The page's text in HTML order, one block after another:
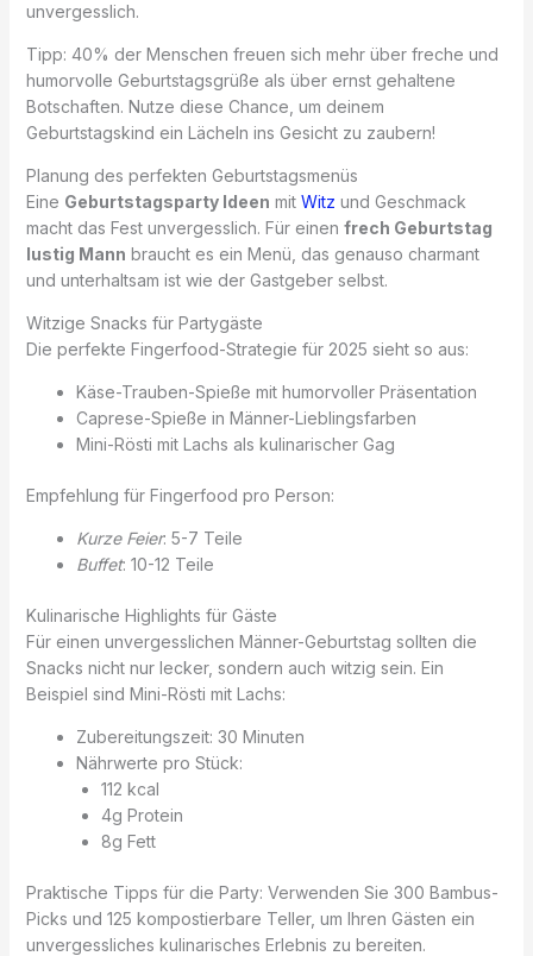
unvergesslich.
Tipp: 40% der Menschen freuen sich mehr über freche und
humorvolle Geburtstagsgrüße als über ernst gehaltene
Botschaften. Nutze diese Chance, um deinem
Geburtstagskind ein Lächeln ins Gesicht zu zaubern!
Planung des perfekten Geburtstagsmenüs
Eine Geburtstagsparty Ideen mit Witz und Geschmack
macht das Fest unvergesslich. Für einen frech Geburtstag
lustig Mann braucht es ein Menü, das genauso charmant
und unterhaltsam ist wie der Gastgeber selbst.
Witzige Snacks für Partygäste
Die perfekte Fingerfood-Strategie für 2025 sieht so aus:
Käse-Trauben-Spieße mit humorvoller Präsentation
Caprese-Spieße in Männer-Lieblingsfarben
Mini-Rösti mit Lachs als kulinarischer Gag
Empfehlung für Fingerfood pro Person:
Kurze Feier: 5-7 Teile
Buffet: 10-12 Teile
Kulinarische Highlights für Gäste
Für einen unvergesslichen Männer-Geburtstag sollten die
Snacks nicht nur lecker, sondern auch witzig sein. Ein
Beispiel sind Mini-Rösti mit Lachs:
Zubereitungszeit: 30 Minuten
Nährwerte pro Stück:
112 kcal
4g Protein
8g Fett
Praktische Tipps für die Party: Verwenden Sie 300 Bambus-
Picks und 125 kompostierbare Teller, um Ihren Gästen ein
unvergessliches kulinarisches Erlebnis zu bereiten.